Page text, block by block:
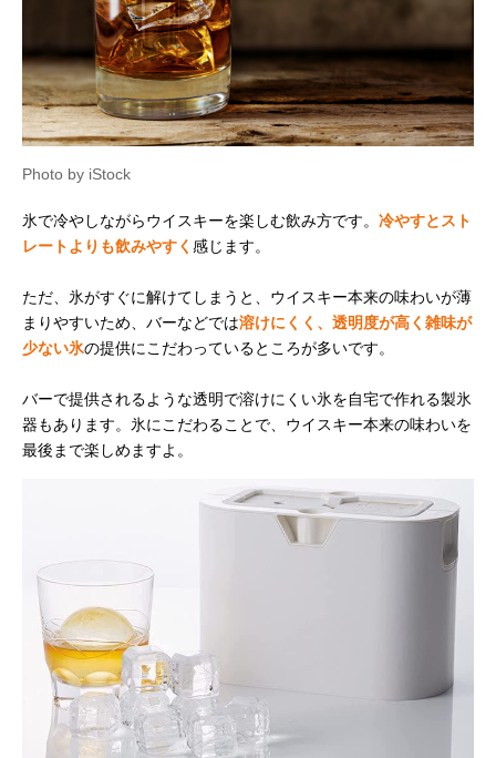
Photo by iStock
氷で冷やしながらウイスキーを楽しむ飲み方です。 冷やすとスト
レートよりも飲みやすく 感じます。
ただ、氷がすぐに解けてしまうと、ウイスキー本来の味わいが薄
まりやすいため、バーなどでは溶けにくく、透明度が高く雑味が
少ない氷の提供にこだわっているところが多いです。
バーで提供されるような透明で溶けにくい氷を自宅で作れる製氷
器もあります。氷にこだわることで、ウイスキー本来の味わいを
最後まで楽しめますよ。